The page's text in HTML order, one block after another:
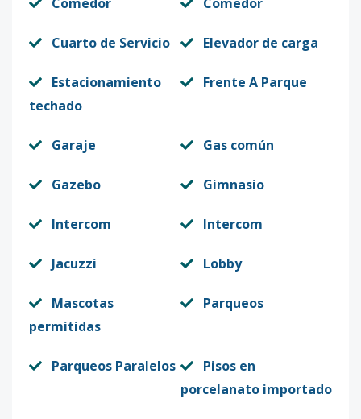
Cuarto de Servicio Elevador de carga
Estacionamiento
techado
Frente A Parque
Garaje Gas común
Gazebo Gimnasio
Intercom Intercom
Jacuzzi Lobby
Mascotas
permitidas
Parqueos
Parqueos Paralelos
Pisos en
porcelanato importado